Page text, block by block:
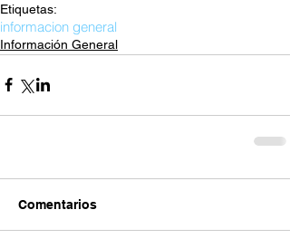
Etiquetas:
informacion general
Información General
Comentarios